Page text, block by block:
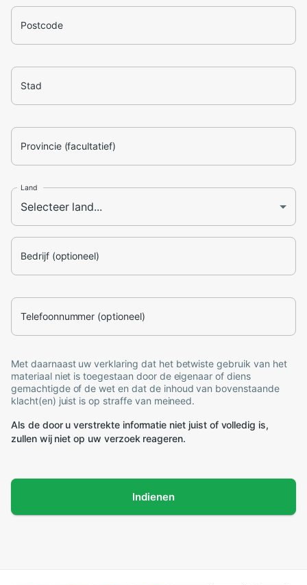
Postcode
Stad
Provincie (facultatief)
Land
Bedrijf (optioneel)
Telefoonnummer (optioneel)
Met daarnaast uw verklaring dat het betwiste gebruik van het
materiaal niet is toegestaan door de eigenaar of diens
gemachtigde of de wet en dat de inhoud van bovenstaande
klacht(en) juist is op straffe van meineed.
Als de door u verstrekte informatie niet juist of volledig is,
zullen wij niet op uw verzoek reageren.
Indienen